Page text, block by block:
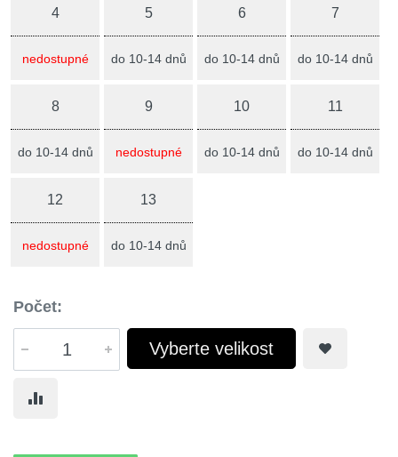
4
nedostupné
5
do 10-14 dnů
6
do 10-14 dnů
7
do 10-14 dnů
8
do 10-14 dnů
9
nedostupné
10
do 10-14 dnů
11
do 10-14 dnů
12
nedostupné
13
do 10-14 dnů
Počet:
Vyberte velikost